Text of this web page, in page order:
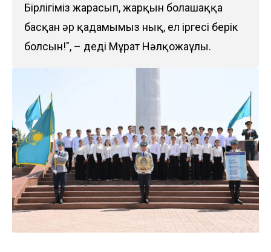
Бірлігіміз жарасып, жарқын болашаққа
басқан әр қадамымыз нық, ел іргесі берік
болсын!", – деді Мұрат Нәлқожаұлы.